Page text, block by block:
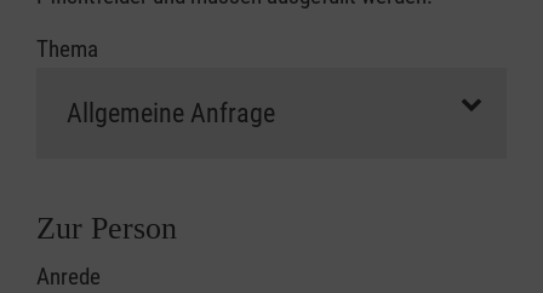
Thema
Zur Person
Anrede